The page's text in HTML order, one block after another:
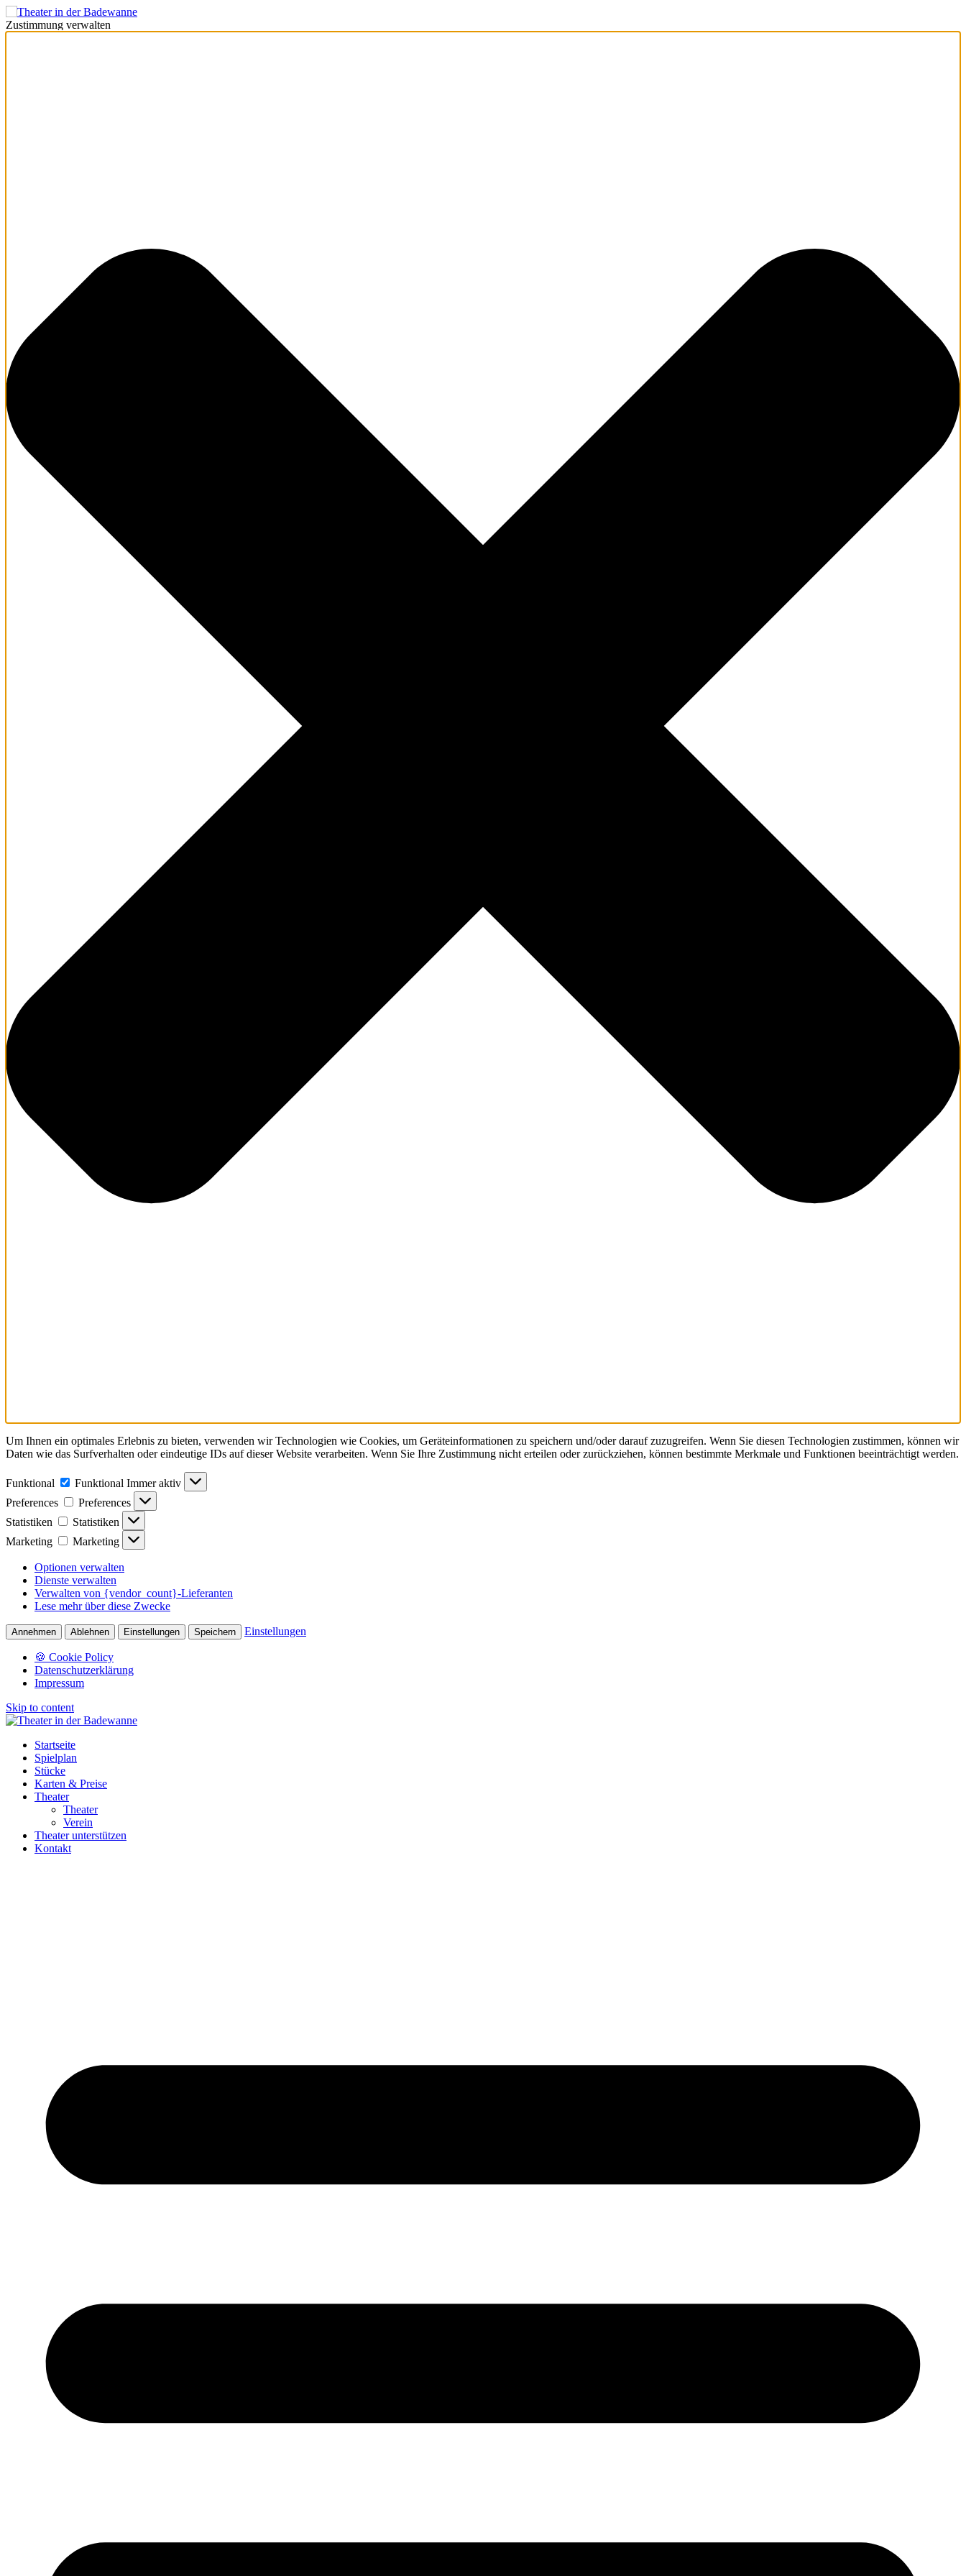
Zustimmung verwalten
Um Ihnen ein optimales Erlebnis zu bieten, verwenden wir Technologien wie Cookies, um Geräteinformationen zu speichern und/oder darauf zuzugreifen. Wenn Sie diesen Technologien zustimmen, können wir
Daten wie das Surfverhalten oder eindeutige IDs auf dieser Website verarbeiten. Wenn Sie Ihre Zustimmung nicht erteilen oder zurückziehen, können bestimmte Merkmale und Funktionen beeinträchtigt werden.
Funktional Funktional Immer aktiv
Preferences
Preferences
Statistiken
Statistiken
Marketing
Marketing
Optionen verwalten
Dienste verwalten
Verwalten von {vendor_count}-Lieferanten
Lese mehr über diese Zwecke
Annehmen Ablehnen Einstellungen Speichern Einstellungen
🍪 Cookie Policy
Datenschutzerklärung
Impressum
Skip to content
Startseite
Spielplan
Stücke
Karten & Preise
Theater
Theater
Verein
Theater unterstützen
Kontakt